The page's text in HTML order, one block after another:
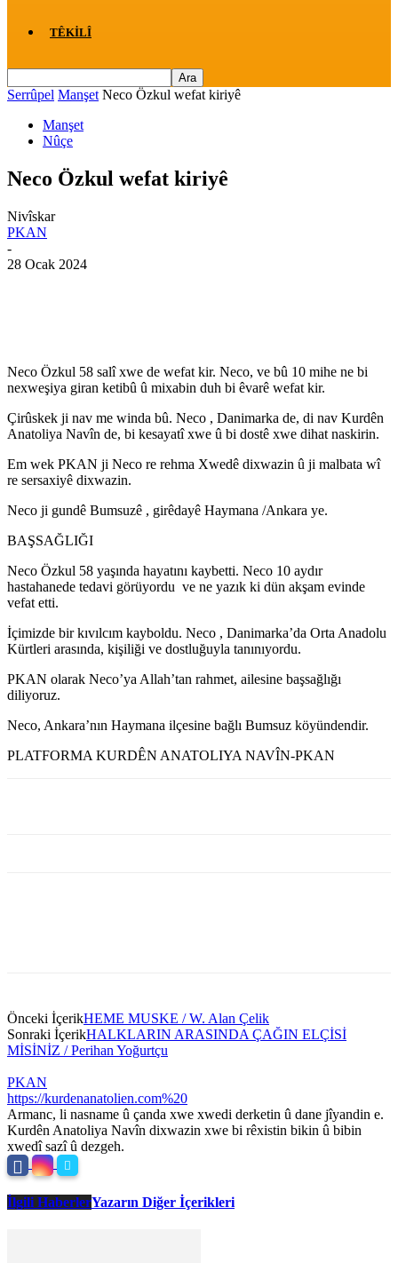
TÊKILÎ
Serrûpel Manşet Neco Özkul wefat kiriyê
Manşet
Nûçe
Neco Özkul wefat kiriyê
Nivîskar
PKAN
-
28 Ocak 2024
Neco Özkul 58 salî xwe de wefat kir. Neco, ve bû 10 mihe ne bi
nexweşiya giran ketibû û mixabin duh bi êvarê wefat kir.
Çirûskek ji nav me winda bû. Neco , Danimarka de, di nav Kurdên
Anatoliya Navîn de, bi kesayatî xwe û bi dostê xwe dihat naskirin.
Em wek PKAN ji Neco re rehma Xwedê dixwazin û ji malbata wî
re sersaxiyê dixwazin.
Neco ji gundê Bumsuzê , girêdayê Haymana /Ankara ye.
BAŞSAĞLIĞI
Neco Özkul 58 yaşında hayatını kaybetti. Neco 10 aydır
hastahanede tedavi görüyordu ve ne yazık ki dün akşam evinde
vefat etti.
İçimizde bir kıvılcım kayboldu. Neco , Danimarka’da Orta Anadolu
Kürtleri arasında, kişiliği ve dostluğuyla tanınıyordu.
PKAN olarak Neco’ya Allah’tan rahmet, ailesine başsağlığı
diliyoruz.
Neco, Ankara’nın Haymana ilçesine bağlı Bumsuz köyündendir.
PLATFORMA KURDÊN ANATOLIYA NAVÎN-PKAN
Önceki İçerikHEME MUSKE / W. Alan Çelik
Sonraki İçerikHALKLARIN ARASINDA ÇAĞIN ELÇİSİ
MİSİNİZ / Perihan Yoğurtçu
PKAN
https://kurdenanatolien.com%20
Armanc, li nasname û çanda xwe xwedi derketin û dane jîyandin e.
Kurdên Anatoliya Navîn dixwazin xwe bi rêxistin bikin û bibin
xwedî sazî û dezgeh.
İlgili HaberlerYazarın Diğer İçerikleri